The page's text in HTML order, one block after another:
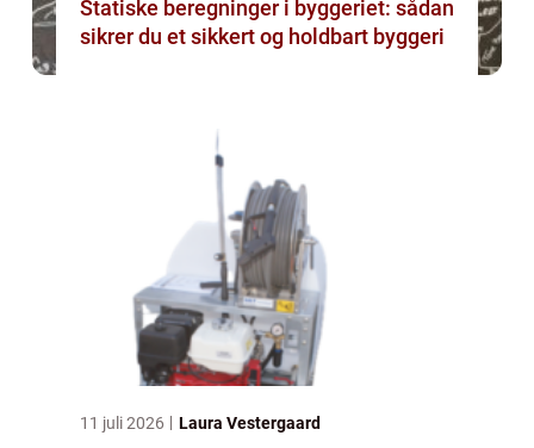
Statiske beregninger i byggeriet: sådan
sikrer du et sikkert og holdbart byggeri
11 juli 2026 Laura Vestergaard